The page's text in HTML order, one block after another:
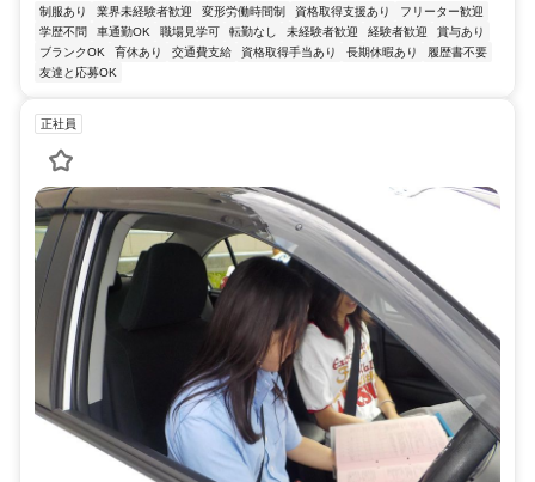
制服あり 業界未経験者歓迎 変形労働時間制 資格取得支援あり
フリーター歓迎
学歴不問
車通勤OK 職場見学可 転勤なし 未経験者歓迎 経験者歓迎
賞与あり
ブランクOK
育休あり 交通費支給 資格取得手当あり 長期休暇あり
履歴書不要
友達と応募OK
正社員